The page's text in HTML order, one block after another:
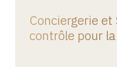
Conciergerie et
contrôle pour